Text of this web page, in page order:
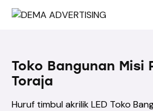
Toko Bangunan Misi
Toraja
Huruf timbul akrilik LED Toko